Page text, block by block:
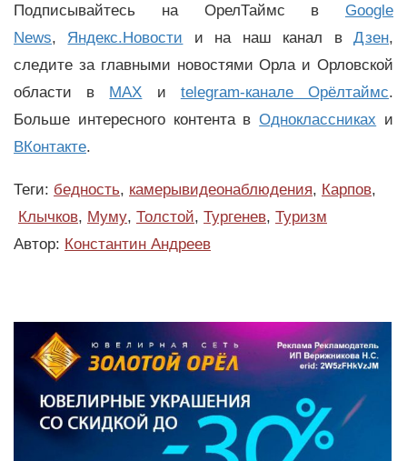
Подписывайтесь на ОрелТаймс в Google
News, Яндекс.Новости и на наш канал вДзен,
следите за главными новостями Орла и Орловской
области в MAX и telegram-канале Орёлтаймс.
Больше интересного контента вОдноклассниках и
ВКонтакте.
Теги: бедность, камерывидеонаблюдения, Карпов,
Клычков, Муму, Толстой, Тургенев, Туризм
Автор: Константин Андреев